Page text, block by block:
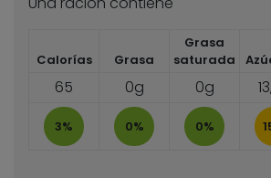
Calorías Grasa
Grasa
saturada
65 0g 0g
3% 0% 0%